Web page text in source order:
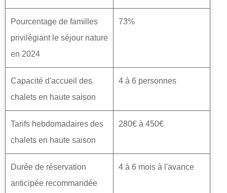
Pourcentage de familles
privilégiant le séjour nature
en 2024
73%
Capacité d'accueil des
chalets en haute saison
4 à 6 personnes
Tarifs hebdomadaires des
chalets en haute saison
280€ à 450€
Durée de réservation
anticipée recommandée
4 à 6 mois à l'avance